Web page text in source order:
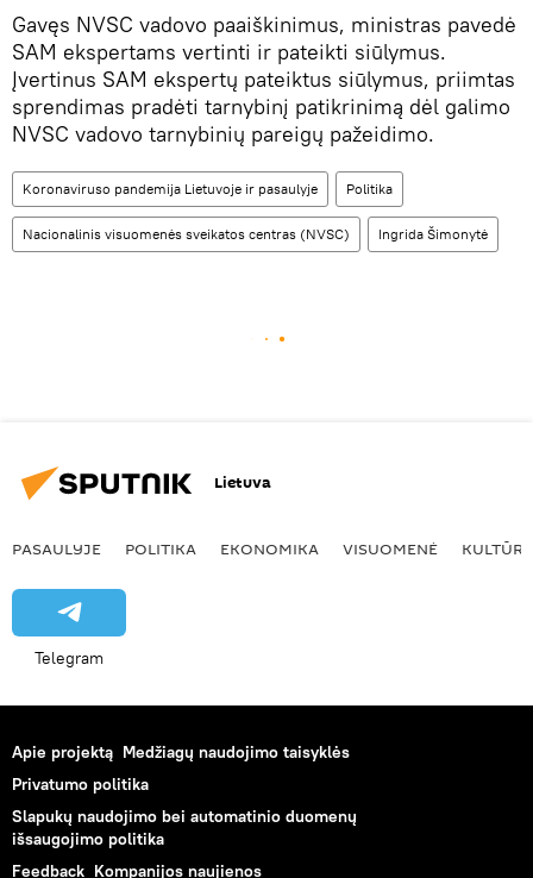
Gavęs NVSC vadovo paaiškinimus, ministras pavedė
SAM ekspertams vertinti ir pateikti siūlymus.
Įvertinus SAM ekspertų pateiktus siūlymus, priimtas
sprendimas pradėti tarnybinį patikrinimą dėl galimo
NVSC vadovo tarnybinių pareigų pažeidimo.
Koronaviruso pandemija Lietuvoje ir pasaulyje Politika
Nacionalinis visuomenės sveikatos centras (NVSC) Ingrida Šimonytė
Lietuva
PASAULYJE POLITIKA EKONOMIKA VISUOMENĖ KULTŪRA
Telegram
Apie projektą Medžiagų naudojimo taisyklės
Privatumo politika
Slapukų naudojimo bei automatinio duomenų
išsaugojimo politika
Feedback Kompanijos naujienos